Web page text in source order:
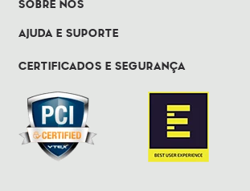
SOBRE NÓS
AJUDA E SUPORTE
CERTIFICADOS E SEGURANÇA